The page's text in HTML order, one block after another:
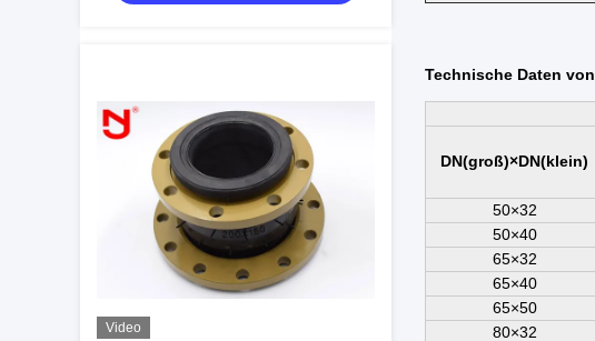
Video
Technische Daten von
DN(groß)×DN(klein)
50×32
50×40
65×32
65×40
65×50
80×32